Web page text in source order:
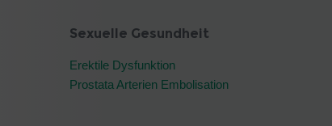
Sexuelle Gesundheit
Erektile Dysfunktion
Prostata Arterien Embolisation